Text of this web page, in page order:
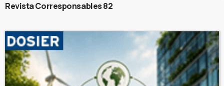
Revista Corresponsables 82